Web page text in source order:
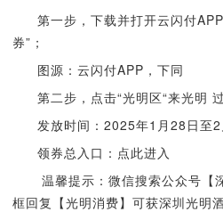
第一步，下载并打开云闪付
券”；
图源：云闪付APP，下同
第二步，点击“光明区“来光明
发放时间：2025年1月28日至2
领券总入口：点此进入
温馨提示：微信搜索公众号【
框回复【光明消费】可获深圳光明